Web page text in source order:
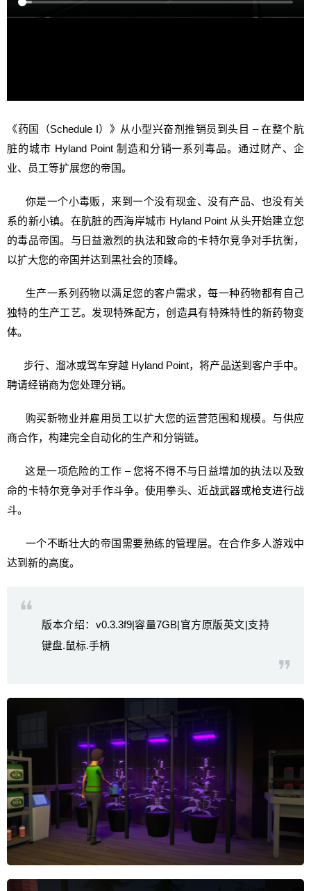
《药国（Schedule I）》从小型兴奋剂推销员到头目 – 在整个肮
脏的城市 Hyland Point 制造和分销一系列毒品。通过财产、企
业、员工等扩展您的帝国。
你是一个小毒贩，来到一个没有现金、没有产品、也没有关
系的新小镇。在肮脏的西海岸城市 Hyland Point 从头开始建立您
的毒品帝国。与日益激烈的执法和致命的卡特尔竞争对手抗衡，
以扩大您的帝国并达到黑社会的顶峰。
生产一系列药物以满足您的客户需求，每一种药物都有自己
独特的生产工艺。发现特殊配方，创造具有特殊特性的新药物变
体。
步行、溜冰或驾车穿越 Hyland Point，将产品送到客户手中。
聘请经销商为您处理分销。
购买新物业并雇用员工以扩大您的运营范围和规模。与供应
商合作，构建完全自动化的生产和分销链。
这是一项危险的工作 – 您将不得不与日益增加的执法以及致
命的卡特尔竞争对手作斗争。使用拳头、近战武器或枪支进行战
斗。
一个不断壮大的帝国需要熟练的管理层。在合作多人游戏中
达到新的高度。
版本介绍：v0.3.3f9|容量7GB|官方原版英文|支持
键盘.鼠标.手柄